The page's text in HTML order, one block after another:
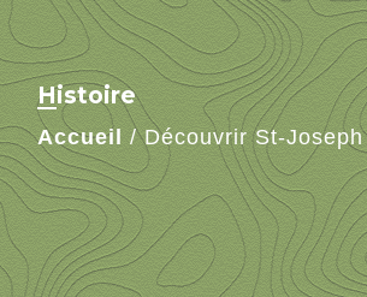
Histoire
Accueil /Découvrir St-Joseph